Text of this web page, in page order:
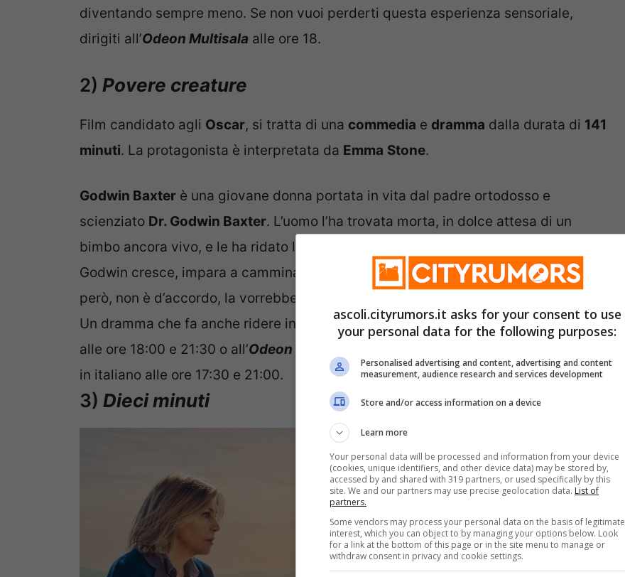
diventando sempre meno. Se non vuoi perderti questa esperienza sensoriale,
dirigiti all’Odeon Multisala alle ore 18.
2) Povere creature
Film candidato agli Oscar, si tratta di una commedia e dramma dalla durata di 141
minuti. La protagonista è interpretata da Emma Stone.
Godwin Baxter è una giovane donna portata in vita dal padre ortodosso e
scienziato Dr. Godwin Baxter. L’uomo l’ha trovata morta, in dolce attesa di un
bimbo ancora vivo, e le ha ridato l’ossigeno trapiantandole il cervello del neonato.
Godwin cresce, impara a camminare, a pensare e anche adesiderare . Il padre,
però, non è d’accordo, la vorrebbe tutta per sé.
Un dramma che fa anche ridere in programma nelle sale delMultiplex delle stelle
alle ore 18:00 e 21:30 o all’Odeon Multisala
in italiano alle ore 17:30 e 21:00.
3) Dieci minuti
ascoli.cityrumors.it asks for your consent to use
your personal data for the following purposes:
Personalised advertising and content, advertising and content
measurement, audience research and services development
Store and/or access information on a device
Learn more
Your personal data will be processed and information from your device
(cookies, unique identifiers, and other device data) may be stored by,
accessed by and shared with 319 partners, or used specifically by this
site. We and our partners may use precise geolocation data. List of
partners.
Some vendors may process your personal data on the basis of legitimate
interest, which you can object to by managing your options below. Look
for a link at the bottom of this page or in the site menu to manage or
withdraw consent in privacy and cookie settings.